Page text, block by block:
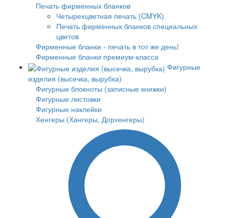
Печать фирменных бланков
Четырехцветная печать (CMYK)
Печать фирменных бланков специальных
цветов
Фирменные бланки - печать в тот же день!
Фирменные бланки премиум-класса
Фигурные
изделия (высечка, вырубка)
Фигурные блокноты (записные книжки)
Фигурные листовки
Фигурные наклейки
Хенгеры (Хангеры, Дорхенгеры)